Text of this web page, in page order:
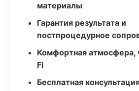
материалы
Гарантия результата и
постпроцедурное
Комфортная атмосфера,
Fi
Бесплатная